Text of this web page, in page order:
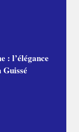
: l’élégance